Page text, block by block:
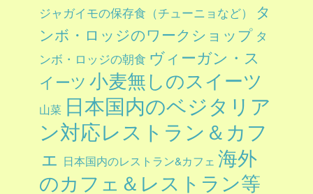
ジャガイモの保存食（チューニョなど）
タ
ンボ・ロッジのワークショップ タ
ンボ・ロッジの朝食 ヴィーガン・ス
イーツ 小麦無しのスイーツ
山菜 日本国内のベジタリア
ン対応レストラン＆カフ
ェ 日本国内のレストラン&カフェ 海外
のカフェ＆レストラン等